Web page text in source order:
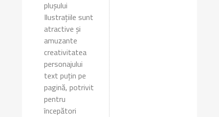
plușului
Ilustrațiile sunt
atractive și
amuzante
creativitatea
personajului
text puțin pe
pagină, potrivit
pentru
începători